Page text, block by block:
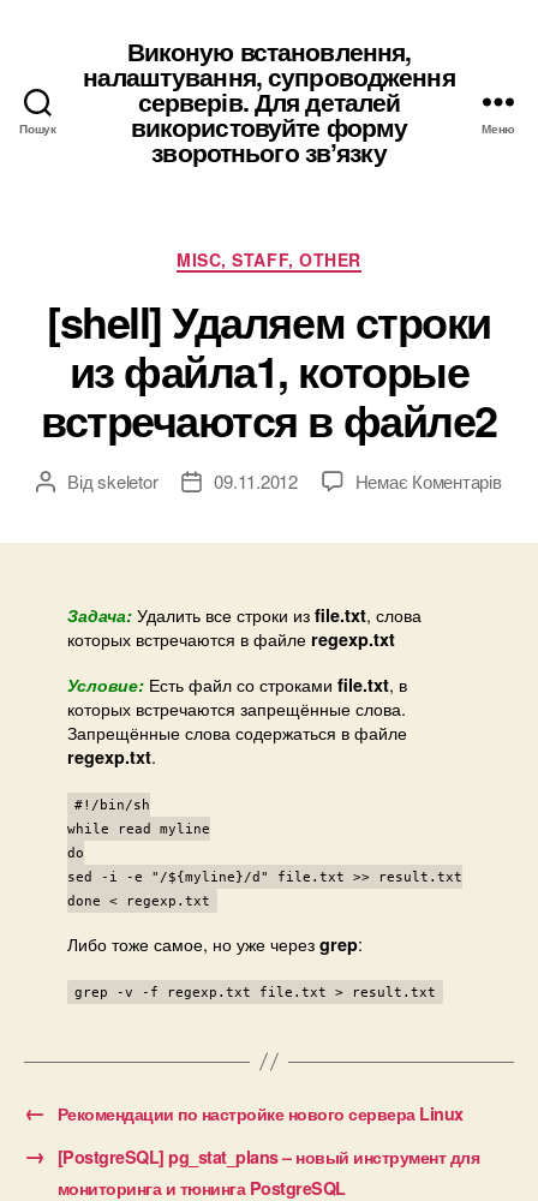
Пошук
Виконую встановлення,
налаштування, супроводження
серверів. Для деталей
використовуйте форму
зворотнього звʼязку
Меню
Категорії
MISC, STAFF, OTHER
[shell] Удаляем строки
из файла1, которые
встречаются в файле2
Автор
Відskeletor
Дата09.11.2012 Немає Коментарівдо
Задача: Удалить все строки из file.txt, слова
которых встречаются в файле regexp.txt
Условие: Есть файл со строками file.txt, в
которых встречаются запрещённые слова.
Запрещённые слова содержаться в файле
regexp.txt.
#!/bin/sh
while read myline
do
sed -i -e "/${myline}/d" file.txt >> result.txt
done < regexp.txt
Либо тоже самое, но уже через grep:
grep -v -f regexp.txt file.txt > result.txt
← Рекомендации по настройке нового сервера Linux
→
[PostgreSQL] pg_stat_plans – новый инструмент для
мониторинга и тюнинга PostgreSQL